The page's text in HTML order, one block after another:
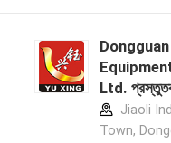
Ltd.
Jiaoli
Town,